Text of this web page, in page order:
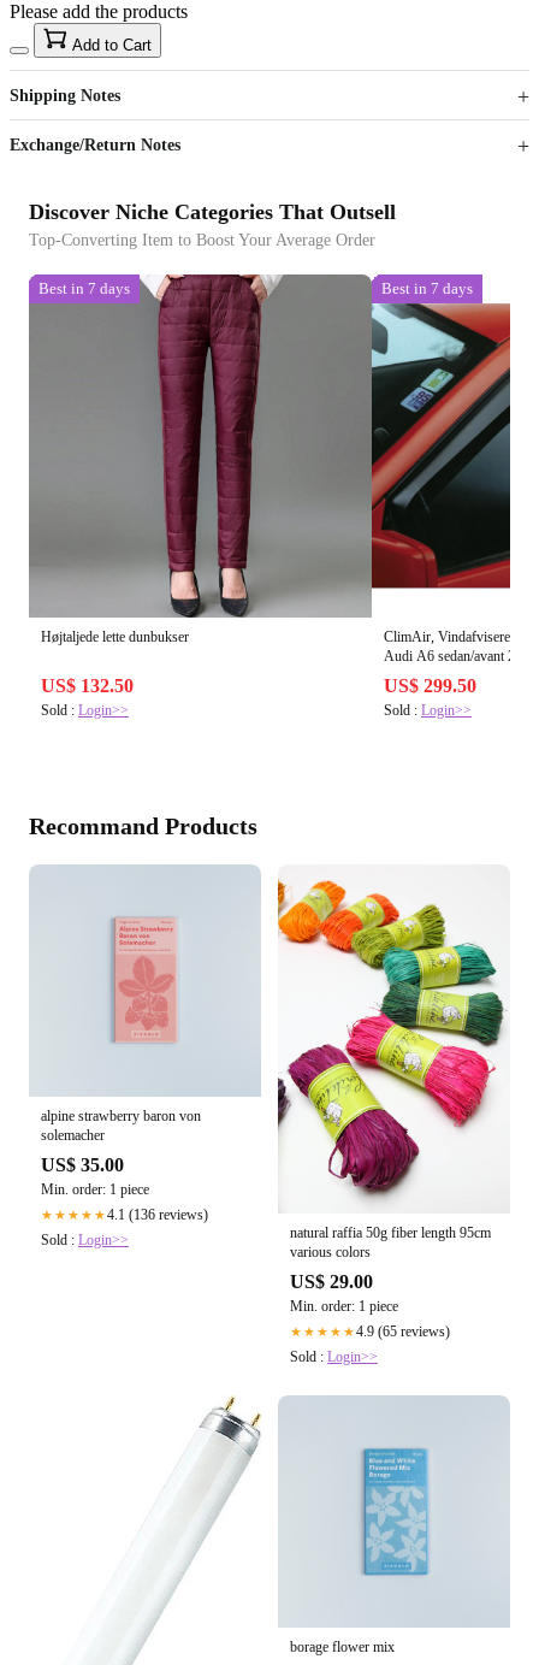
US$40
Sign up to your membership to get coupons up to
15%
Opportunity to enjoy order discount up to 15% off
Please add the products
Add to Cart
Shipping Notes
Exchange/Return Notes
Discover Niche Categories That Outsell
Top-Converting Item to Boost Your Average Order
Best in 7 days
Højtaljede lette dunbukser
US$ 132.50
Sold : Login>>
Best in 7 days
ClimAir, Vindafvisere til
Audi A6 sedan/avant
US$ 299.50
Sold :Login>>
Recommand Products
alpine strawberry baron von
solemacher
US$ 35.00
Min. order: 1 piece
★★★★★4.1 (136 reviews)
Sold : Login>>
natural raffia 50g fiber length 95cm
various colors
US$ 29.00
Min. order: 1 piece
★★★★★4.9 (65 reviews)
Sold : Login>>
borage flower mix